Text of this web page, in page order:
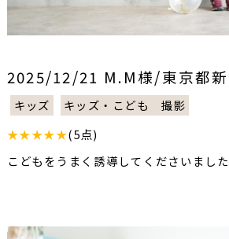
2025/12/21 M.M様/東京都
キッズ
キッズ・こども 撮影
★★★★★(5点)
こどもをうまく誘導してくださいました